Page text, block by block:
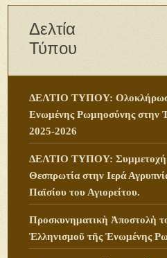
Δελτία
Τύπου
ΔΕΛΤΙΟ ΤΥΠΟΥ:
Ενωμένης Ρωμηοσύνης στην
2025-2026
ΔΕΛΤΙΟ ΤΥΠΟΥ: Συμμετοχή
Θεσπρωτία στην Ιερά
Παϊσίου του Αγιορείτου.
Προσκυνηματικὴ Ἀποστολὴ
Ἑλληνισμοῦ τῆς Ἑνωμένης